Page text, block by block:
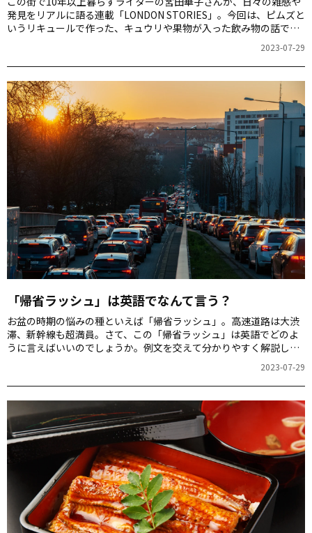
発見をリアルに語る連載「LONDON STORIES」。今回は、ピムズと
いうリキュールで作った、キュウリや果物が入った飲み物の話で
2023-07-29
「帰省ラッシュ」は英語でなんて言う？
お盆の時期の悩みの種といえば「帰省ラッシュ」。高速道路は大渋
滞、新幹線も超満員。さて、この「帰省ラッシュ」は英語でどのよ
うに言えばいいのでしょうか。例文を交えて分かりやすく解説しま
2023-07-29